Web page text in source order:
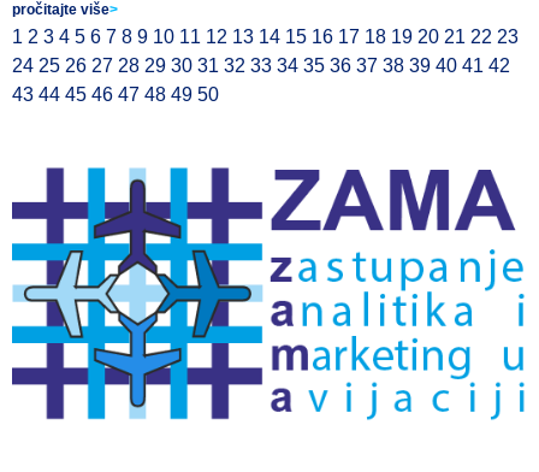
pročitajte više>
1 2 3 4 5 6 7 8 9 10 11 12 13 14 15 16 17 18 19 20 21 22 23
24 25 26 27 28 29 30 31 32 33 34 35 36 37 38 39 40 41 42
43 44 45 46 47 48 49 50